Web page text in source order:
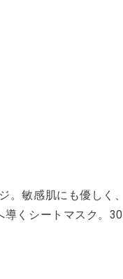
敏感肌にも優しく
くシートマスク。